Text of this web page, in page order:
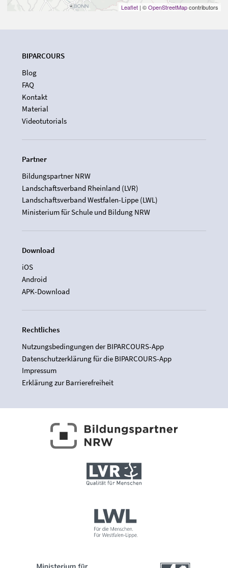
Leaflet | ©OpenStreetMapcontributors
BIPARCOURS
Blog
FAQ
Kontakt
Material
Videotutorials
Partner
Bildungspartner NRW
Landschaftsverband Rheinland (LVR)
Landschaftsverband Westfalen-Lippe (LWL)
Ministerium für Schule und Bildung NRW
Download
iOS
Android
APK-Download
Rechtliches
Nutzungsbedingungen der BIPARCOURS-App
Datenschutzerklärung für die BIPARCOURS-App
Impressum
Erklärung zur Barrierefreiheit